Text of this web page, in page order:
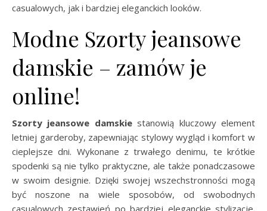
casualowych, jak i bardziej eleganckich looków.
Modne Szorty jeansowe
damskie – zamów je
online!
Szorty jeansowe damskiestanowią kluczowy element
letniej garderoby, zapewniając stylowy wygląd i komfort w
cieplejsze dni. Wykonane z trwałego denimu, te krótkie
spodenki są nie tylko praktyczne, ale także ponadczasowe
w swoim designie. Dzięki swojej wszechstronności mogą
być noszone na wiele sposobów, od swobodnych
casualowych zestawień po bardziej eleganckie stylizacje.